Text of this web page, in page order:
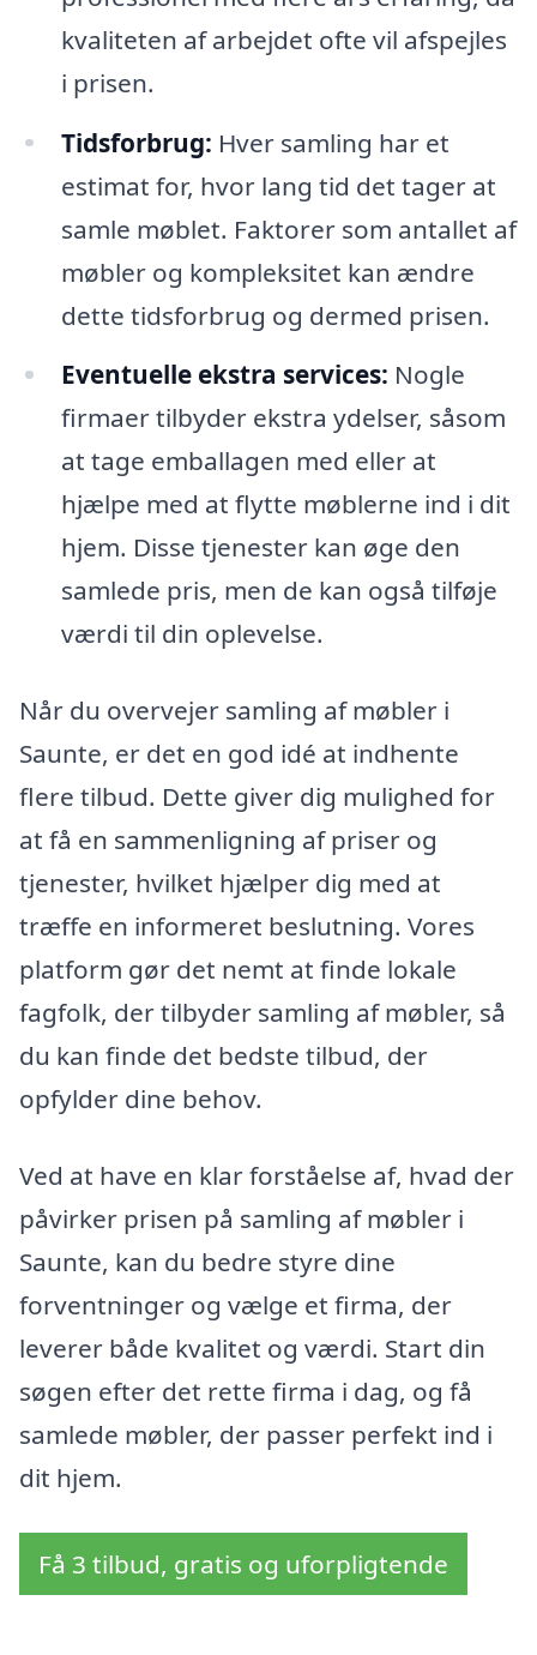
kvaliteten af arbejdet ofte vil afspejles
i prisen.
Tidsforbrug: Hver samling har et
estimat for, hvor lang tid det tager at
samle møblet. Faktorer som antallet af
møbler og kompleksitet kan ændre
dette tidsforbrug og dermed prisen.
Eventuelle ekstra services: Nogle
firmaer tilbyder ekstra ydelser, såsom
at tage emballagen med eller at
hjælpe med at flytte møblerne ind i dit
hjem. Disse tjenester kan øge den
samlede pris, men de kan også tilføje
værdi til din oplevelse.
Når du overvejer samling af møbler i
Saunte, er det en god idé at indhente
flere tilbud. Dette giver dig mulighed for
at få en sammenligning af priser og
tjenester, hvilket hjælper dig med at
træffe en informeret beslutning. Vores
platform gør det nemt at finde lokale
fagfolk, der tilbyder samling af møbler, så
du kan finde det bedste tilbud, der
opfylder dine behov.
Ved at have en klar forståelse af, hvad der
påvirker prisen på samling af møbler i
Saunte, kan du bedre styre dine
forventninger og vælge et firma, der
leverer både kvalitet og værdi. Start din
søgen efter det rette firma i dag, og få
samlede møbler, der passer perfekt ind i
dit hjem.
Få 3 tilbud, gratis og uforpligtende